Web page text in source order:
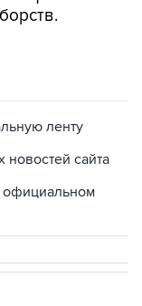
ленту
новостей сайта
официальном